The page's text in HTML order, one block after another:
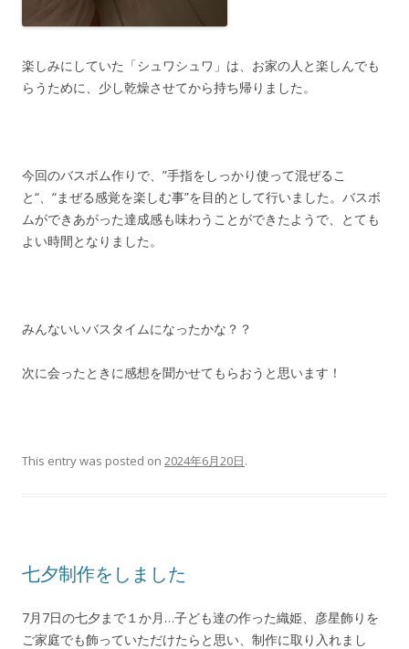
楽しみにしていた「シュワシュワ」は、お家の人と楽しんでも
らうために、少し乾燥させてから持ち帰りました。
今回のバスボム作りで、”手指をしっかり使って混ぜるこ
と“、“まぜる感覚を楽しむ事”を目的として行いました。バスボ
ムができあがった達成感も味わうことができたようで、とても
よい時間となりました。
みんないいバスタイムになったかな？？
次に会ったときに感想を聞かせてもらおうと思います！
This entry was posted on 2024年6月20日.
七夕制作をしました
7月7日の七夕まで１か月…子ども達の作った織姫、彦星飾りを
ご家庭でも飾っていただけたらと思い、制作に取り入れまし